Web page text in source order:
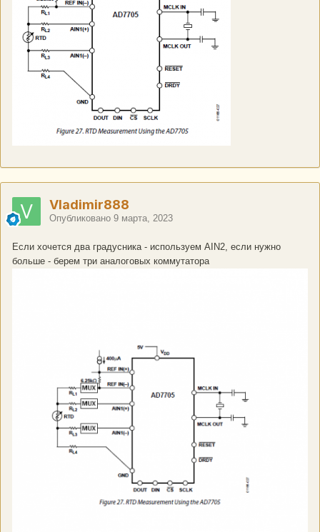
Vladimir888
Опубликовано 9 марта, 2023
Еcли хочется два градусника - используем AIN2, если нужно
больше - берем три аналоговых коммутатора